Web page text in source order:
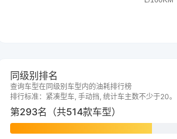
同级别排名
查询车型在同级别车型内的油耗排行榜
排行标准：紧凑型车, 手动挡, 统计车主数不少于20。
第293名（共514款车型）